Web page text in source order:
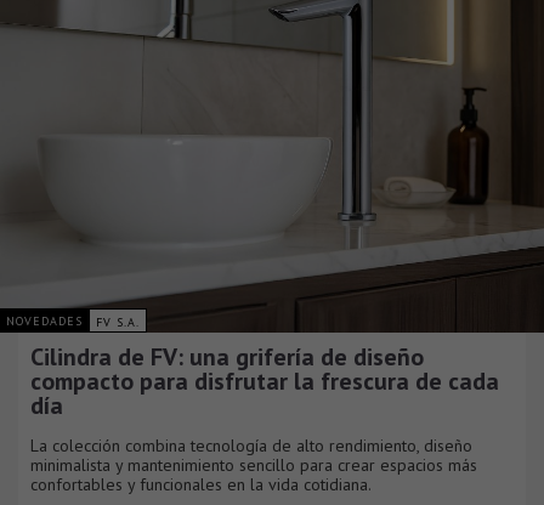
NOVEDADES FV S.A.
Cilindra de FV: una grifería de diseño
compacto para disfrutar la frescura de cada
día
La colección combina tecnología de alto rendimiento, diseño
minimalista y mantenimiento sencillo para crear espacios más
confortables y funcionales en la vida cotidiana.